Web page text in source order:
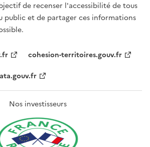
de recenser l'accessibilité de tous
public et de partager ces informations
cohesion-territoires.gouv.fr
Nos investisseurs